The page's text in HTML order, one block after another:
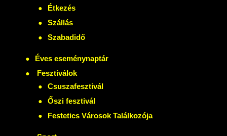
Étkezés
Szállás
Szabadidő
Éves eseménynaptár
Fesztiválok
Csuszafesztivál
Őszi fesztivál
Festetics Városok Találkozója